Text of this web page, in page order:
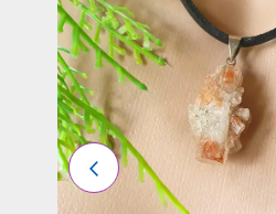
ADICIONAR
OS
FAVORITOS
ANTERIOR